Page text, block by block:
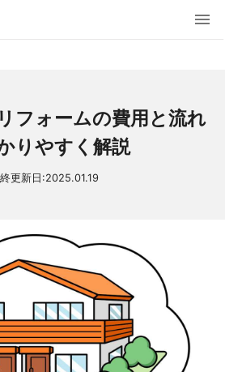
フォームの費用と流れ
りやすく解説
更新日:2025.01.19